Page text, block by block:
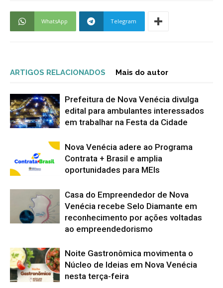
WhatsApp Telegram
ARTIGOS RELACIONADOS Mais do autor
Prefeitura de Nova Venécia divulga
edital para ambulantes interessados
em trabalhar na Festa da Cidade
Nova Venécia adere ao Programa
Contrata + Brasil e amplia
oportunidades para MEIs
Casa do Empreendedor de Nova
Venécia recebe Selo Diamante em
reconhecimento por ações voltadas
ao empreendedorismo
Noite Gastronômica movimenta o
Núcleo de Ideias em Nova Venécia
nesta terça-feira